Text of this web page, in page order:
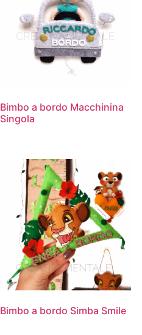
Bimbo a bordo Macchinina
Singola
Bimbo a bordo Simba Smile